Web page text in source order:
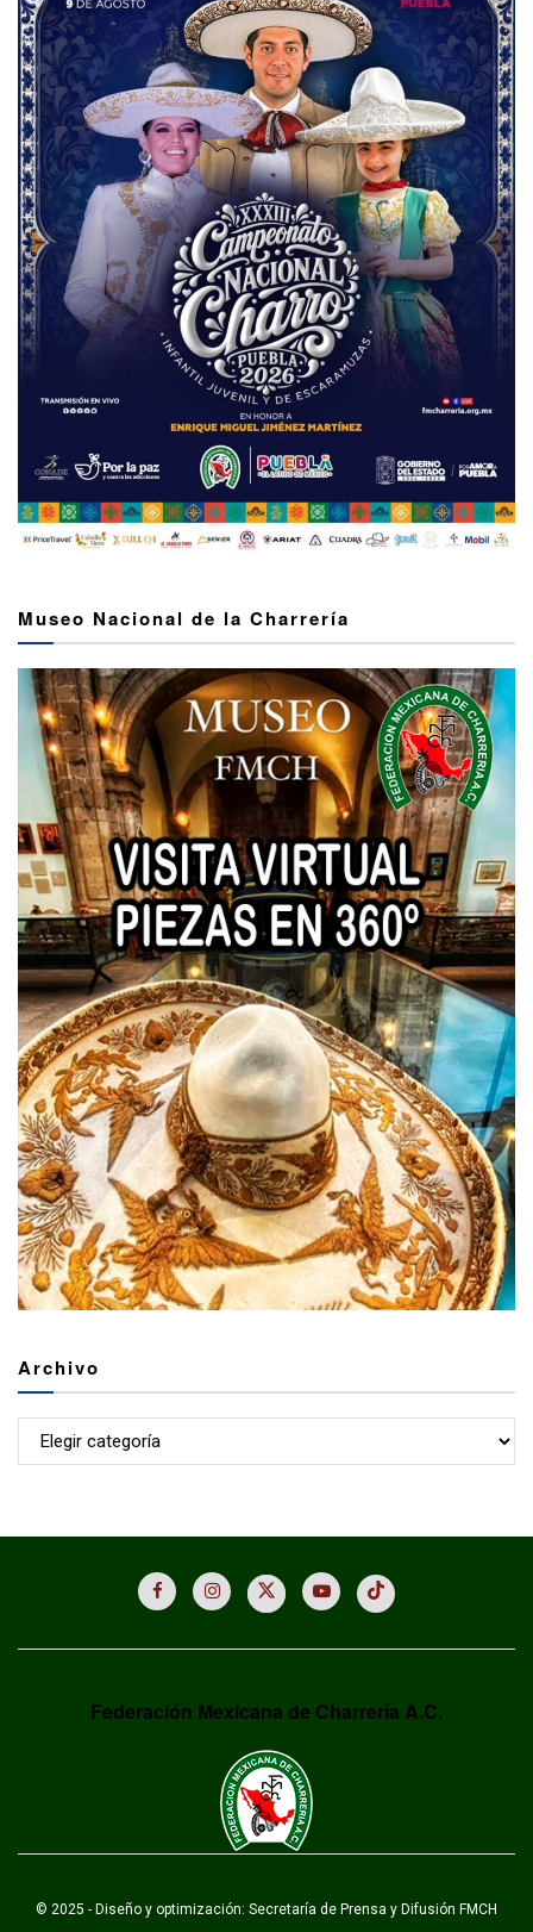
Museo Nacional de la Charrería
Archivo
Archivo
Federación Mexicana de Charrería A.C.
© 2025 - Diseño y optimización: Secretaría de Prensa y Difusión FMCH